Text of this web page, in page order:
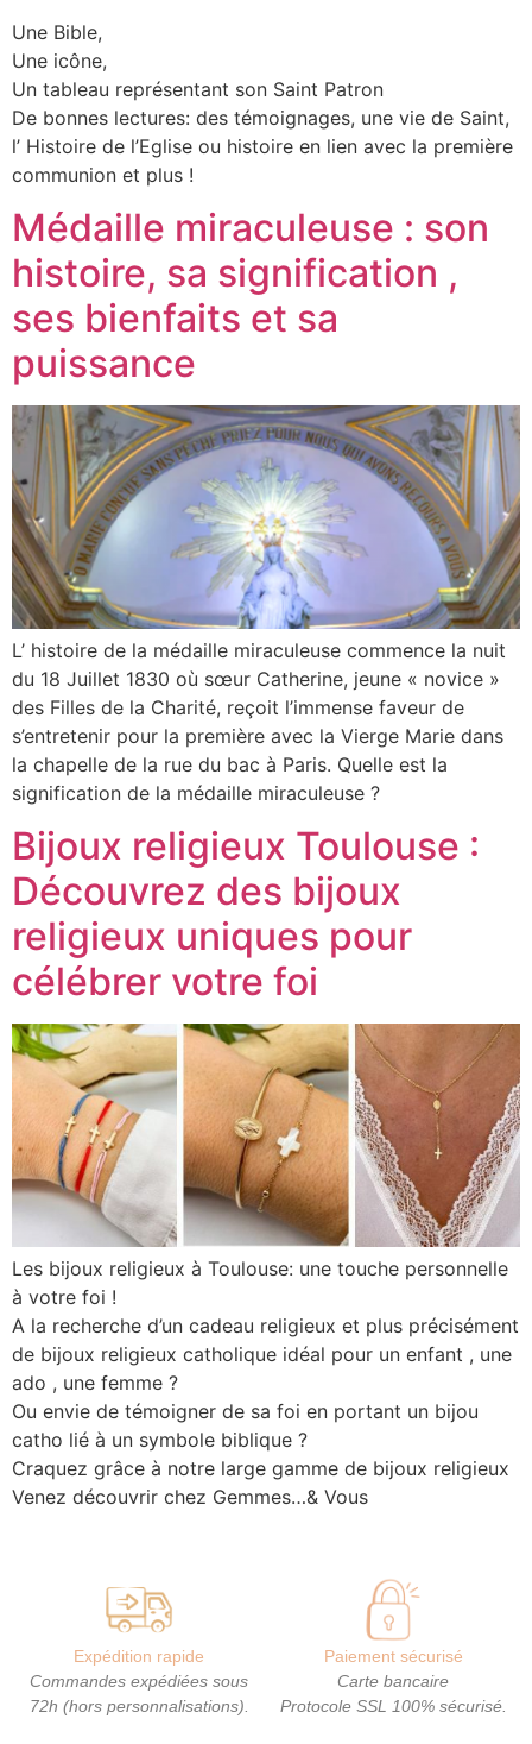
Une Bible,
Une icône,
Un tableau représentant son Saint Patron
De bonnes lectures: des témoignages, une vie de Saint,
l’ Histoire de l’Eglise ou histoire en lien avec la première
communion et plus !
Médaille miraculeuse : son
histoire, sa signification ,
ses bienfaits et sa
puissance
L’ histoire de la médaille miraculeuse commence la nuit
du 18 Juillet 1830 où sœur Catherine, jeune « novice »
des Filles de la Charité, reçoit l’immense faveur de
s’entretenir pour la première avec la Vierge Marie dans
la chapelle de la rue du bac à Paris. Quelle est la
signification de la médaille miraculeuse ?
Bijoux religieux Toulouse :
Découvrez des bijoux
religieux uniques pour
célébrer votre foi
Les bijoux religieux à Toulouse: une touche personnelle
à votre foi !
A la recherche d’un cadeau religieux et plus précisément
de bijoux religieux catholique idéal pour un enfant , une
ado , une femme ?
Ou envie de témoigner de sa foi en portant un bijou
catho lié à un symbole biblique ?
Craquez grâce à notre large gamme de bijoux religieux
Venez découvrir chez Gemmes…& Vous
Expédition rapide
Commandes expédiées sous
72h (hors personnalisations).
Paiement sécurisé
Carte bancaire
Protocole SSL 100% sécurisé.